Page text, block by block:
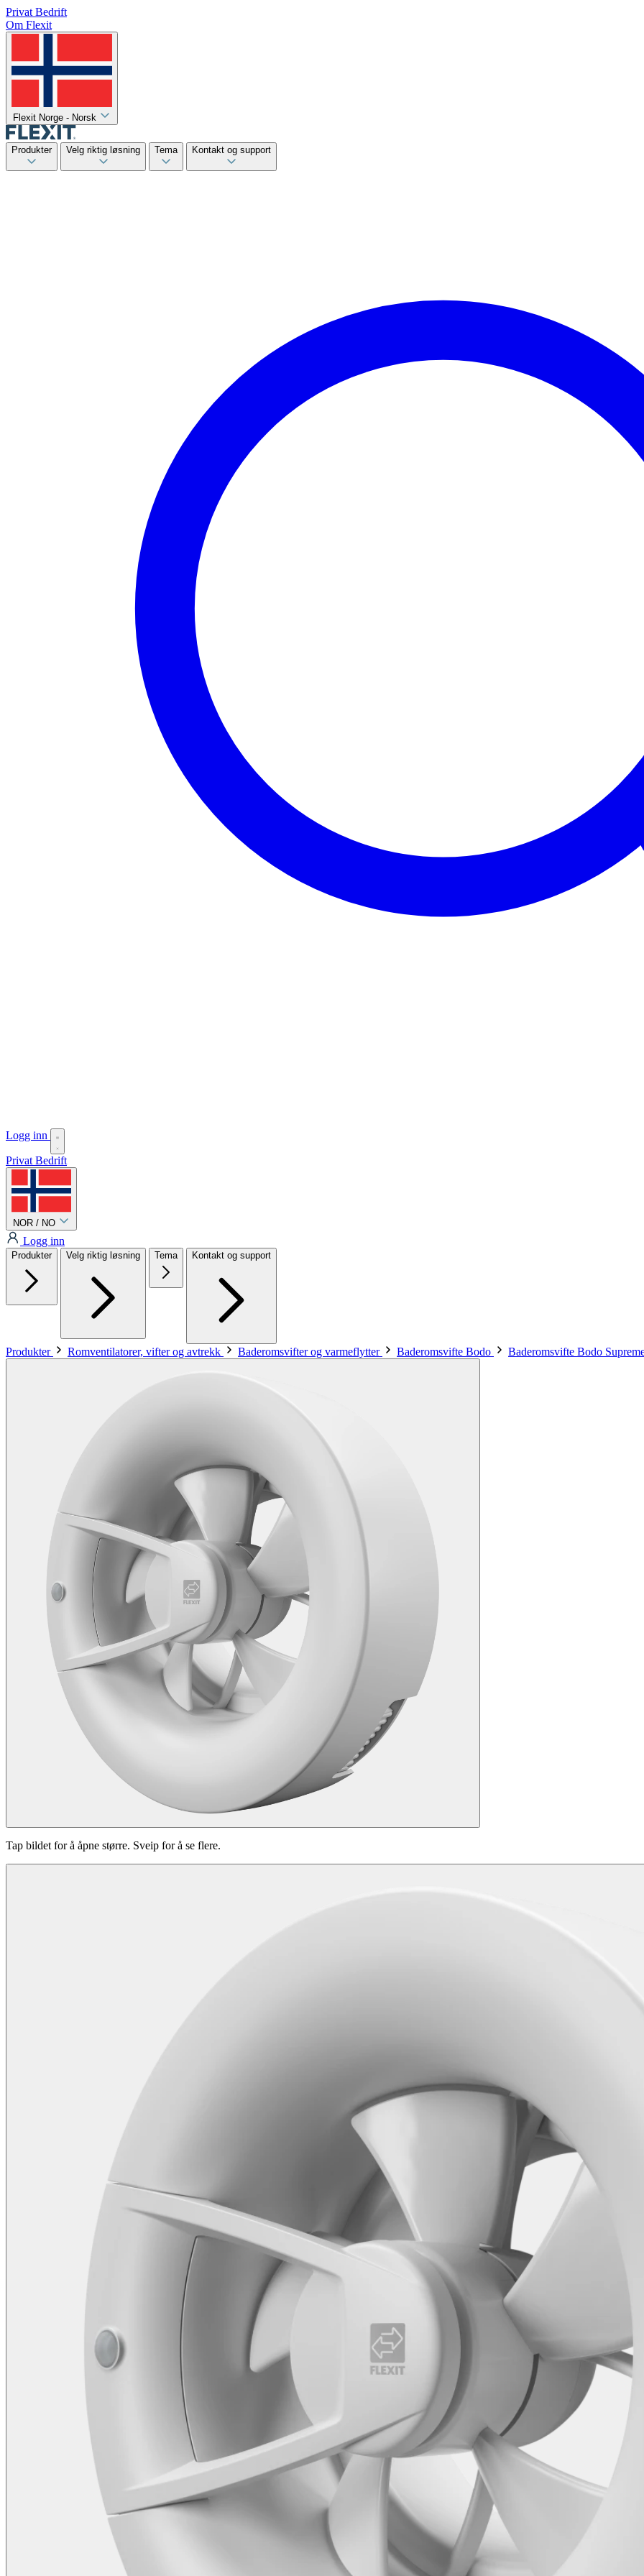
Privat Bedrift
Om Flexit
Flexit Norge - Norsk
Produkter Velg riktig løsning Tema Kontakt og support
Logg inn
Privat Bedrift
NOR / NO
Logg inn
Produkter Velg riktig løsning Tema Kontakt og support
Produkter Romventilatorer, vifter og avtrekk Baderomsvifter og varmeflytter Baderomsvifte Bodo Baderomsvifte Bodo
Tap bildet for å åpne større. Sveip for å se flere.